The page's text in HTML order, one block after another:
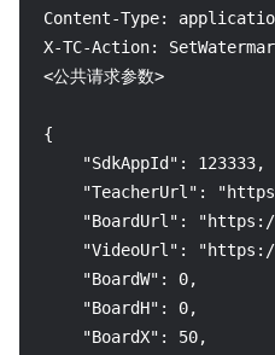
Content-Type:
X-TC-Action:
<公共请求参数>
{
    "SdkAppId": 123333,
"TeacherUrl":
"BoardUrl":
"VideoUrl":
    "BoardW": 0,
    "BoardH": 0,
    "BoardX": 50,